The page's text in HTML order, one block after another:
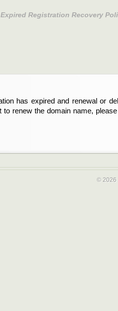
Expired Registration Recovery
has expired and renewal or
to renew the domain name,
ist abgelaufen und die
Sie der Registrant sind und
Sie bitte Ihren Service-
© 2026